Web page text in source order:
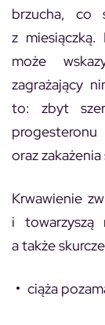
brzucha, co
z
może
zagrażający
to: zbyt
oraz
Krwawienie
i towarzyszą
a także
ciąża